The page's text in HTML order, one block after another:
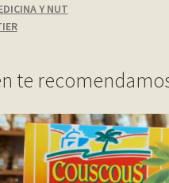
Y NUT
te